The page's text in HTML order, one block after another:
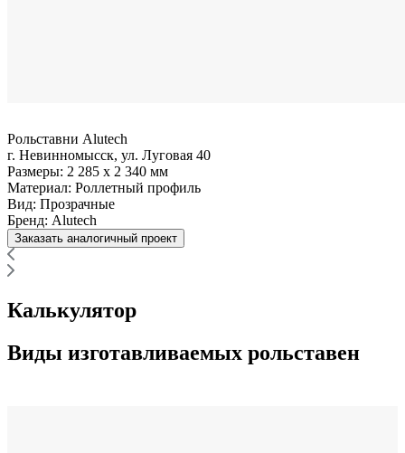
Рольставни Alutech
г. Невинномысск, ул. Луговая 40
Размеры: 2 285 x 2 340 мм
Материал: Роллетный профиль
Вид: Прозрачные
Бренд: Alutech
Заказать аналогичный проект
Калькулятор
Виды изготавливаемых рольставен